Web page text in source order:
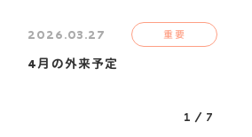
2026.03.27 重要
4月の外来予定
1 / 7